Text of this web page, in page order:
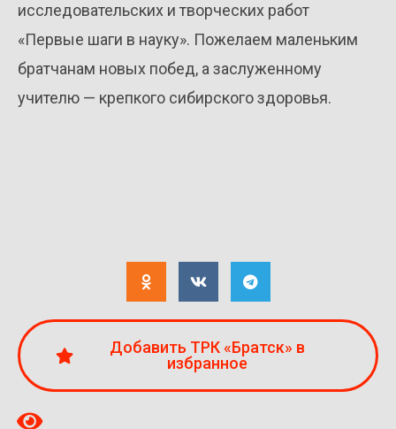
исследовательских и творческих работ
«Первые шаги в науку». Пожелаем маленьким
братчанам новых побед, а заслуженному
учителю — крепкого сибирского здоровья.
Добавить ТРК «Братск» в
избранное